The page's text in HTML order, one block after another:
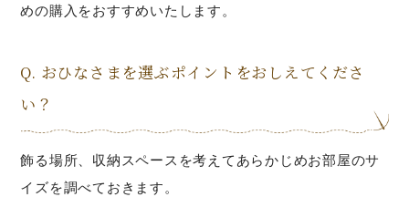
めの購入をおすすめいたします。
Q. おひなさまを選ぶポイントをおしえてくださ
い？
飾る場所、収納スペースを考えてあらかじめお部屋のサ
イズを調べておきます。